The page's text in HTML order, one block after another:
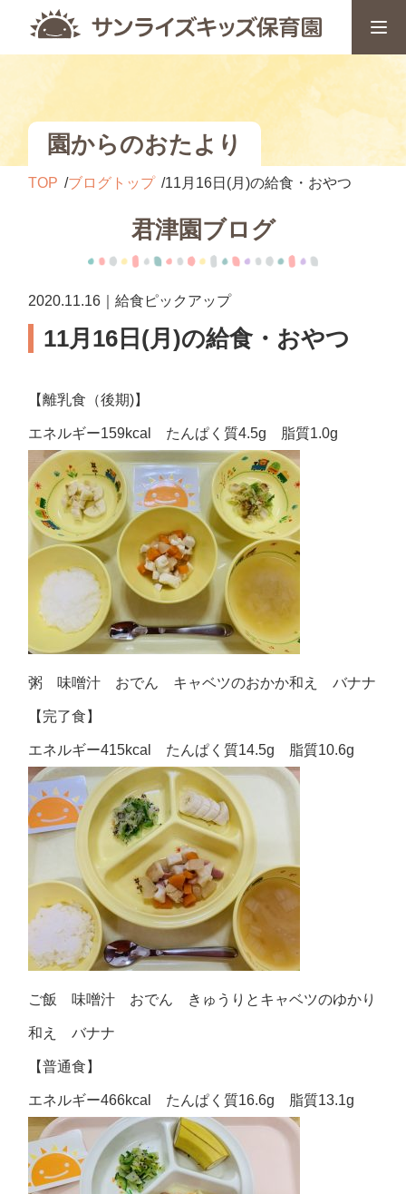
園からのおたより
TOP ブログトップ 11月16日(月)の給食・おやつ
君津園ブログ
2020.11.16｜給食ピックアップ
11月16日(月)の給食・おやつ
【離乳食（後期)】
エネルギー159kcal たんぱく質4.5g 脂質1.0g
粥 味噌汁 おでん キャベツのおかか和え バナナ
【完了食】
エネルギー415kcal たんぱく質14.5g 脂質10.6g
ご飯 味噌汁 おでん きゅうりとキャベツのゆかり
和え バナナ
【普通食】
エネルギー466kcal たんぱく質16.6g 脂質13.1g